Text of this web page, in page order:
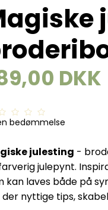
DKK
bedømmelse
julesting -
julepynt.
kan laves både på
nyttige tips,